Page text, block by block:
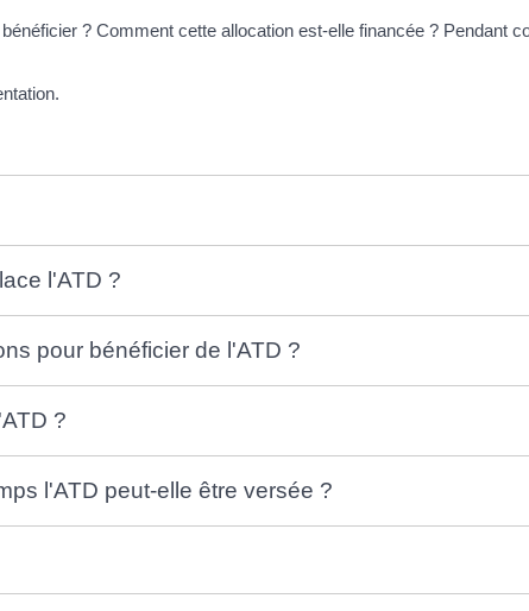
? Comment cette allocation est-elle financée ? Pendant
l'ATD ?
pour bénéficier de l'ATD ?
?
l'ATD peut-elle être versée ?